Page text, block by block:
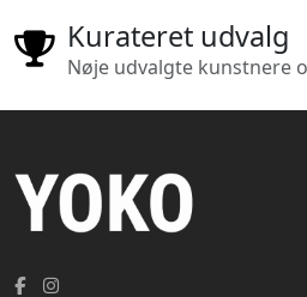
Kurateret udvalg
Nøje udvalgte kunstnere